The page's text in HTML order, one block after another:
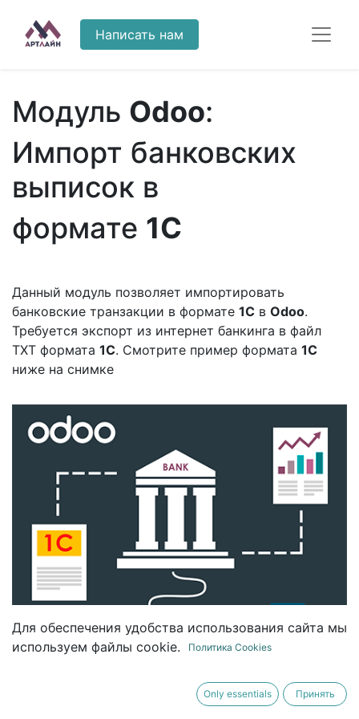
Написать нам
Модуль Odoo:
Импорт банковских
выписок в
формате 1C
Данный модуль позволяет импортировать
банковские транзакции в формате 1С в Odoo.
Требуется экспорт из интернет банкинга в файл
TXT формата 1С. Смотрите пример формата 1С
ниже на снимке
Для обеспечения удобства использования сайта мы
используем файлы cookie.
Политика Cookies
Only essentials Принять